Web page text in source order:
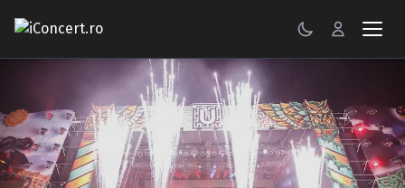
FESTIVALURI
PETRECERI